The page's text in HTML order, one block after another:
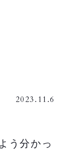
2023.11.6
う分かっ